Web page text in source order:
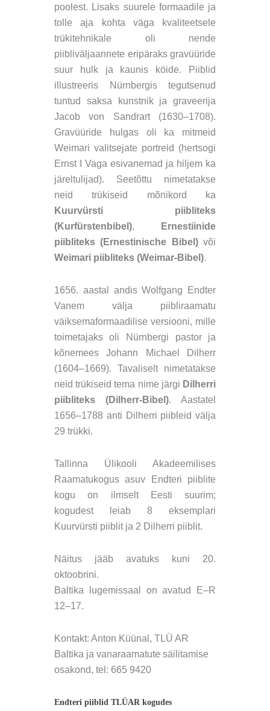
poolest. Lisaks suurele formaadile ja
tolle aja kohta väga kvaliteetsele
trükitehnikale oli nende
piibliväljaannete eripäraks gravüüride
suur hulkja kaunis köide. Piiblid
illustreeris Nürnbergis tegutsenud
tuntud saksa kunstnik ja graveerija
Jacob von Sandrart (1630–1708).
Gravüüride hulgas oli ka mitmeid
Weimari valitsejate portreid (hertsogi
Ernst I Vaga esivanemad ja hiljem ka
järeltulijad). Seetõttu nimetatakse
neid trükiseid mõnikord ka
Kuurvürsti piibliteks
(Kurfürstenbibel),
Ernestiinide
piibliteks (Ernestinische Bibel)või
Weimari piibliteks (Weimar-Bibel).
1656. aastal andis Wolfgang Endter
Vanem välja piibliraamatu
väiksemaformaadilise versiooni, mille
toimetajaks oli Nürnbergi pastor ja
kõnemees Johann Michael Dilherr
(1604–1669). Tavaliselt nimetatakse
neid trükiseid tema nime järgi Dilherri
piibliteks (Dilherr-Bibel). Aastatel
1656–1788 anti Dilherri piibleid välja
29 trükki.
Tallinna Ülikooli Akadeemilises
Raamatukogus asuv Endteri piiblite
kogu on ilmselt Eesti suurim;
kogudest leiab8 eksemplari
Kuurvürsti piiblit ja 2 Dilherri piiblit.
Näitus jääb avatuks kuni 20.
oktoobrini.
Baltika lugemissaal on avatud E–R
12–17.
Kontakt: Anton Küünal, TLÜ AR
Baltika ja vanaraamatute säilitamise
osakond, tel: 665 9420
Endteri piiblid TLÜAR kogudes